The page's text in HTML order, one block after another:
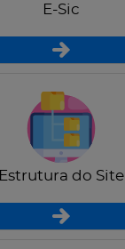
E-Sic
Estrutura do Site